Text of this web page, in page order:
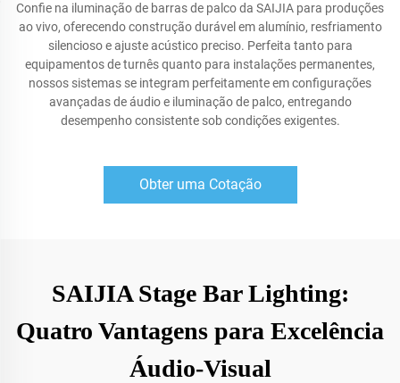
Confie na iluminação de barras de palco da SAIJIA para produções
ao vivo, oferecendo construção durável em alumínio, resfriamento
silencioso e ajuste acústico preciso. Perfeita tanto para
equipamentos de turnês quanto para instalações permanentes,
nossos sistemas se integram perfeitamente em configurações
avançadas de áudio e iluminação de palco, entregando
desempenho consistente sob condições exigentes.
Obter uma Cotação
SAIJIA Stage Bar Lighting:
Quatro Vantagens para Excelência
Áudio-Visual